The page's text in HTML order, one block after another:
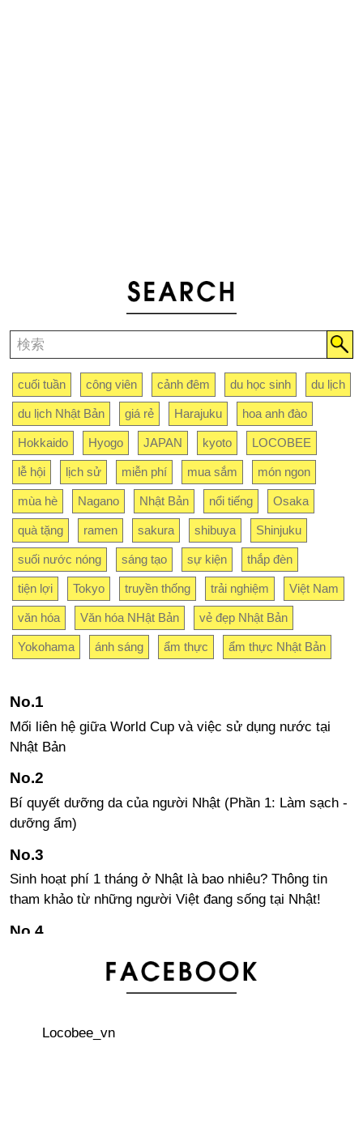
cuối tuần công viên cảnh đêm du học sinh du lịch
du lịch Nhật Bản giá rẻ Harajuku hoa anh đào
Hokkaido Hyogo JAPAN kyoto LOCOBEE
lễ hội lịch sử miễn phí mua sắm món ngon
mùa hè Nagano Nhật Bản nổi tiếng Osaka
quà tặng ramen sakura shibuya Shinjuku
suối nước nóng sáng tạo sự kiện thắp đèn
tiện lợi Tokyo truyền thống trải nghiệm Việt Nam
văn hóa Văn hóa NHật Bản vẻ đẹp Nhật Bản
Yokohama ánh sáng ẩm thực ẩm thực Nhật Bản
Mối liên hệ giữa World Cup và việc sử dụng nước tại
Nhật Bản
Bí quyết dưỡng da của người Nhật (Phần 1: Làm sạch -
dưỡng ẩm)
Sinh hoạt phí 1 tháng ở Nhật là bao nhiêu? Thông tin
tham khảo từ những người Việt đang sống tại Nhật!
Keisuke Honda - Người biến giấc mơ trở thành hiện
Locobee_vn